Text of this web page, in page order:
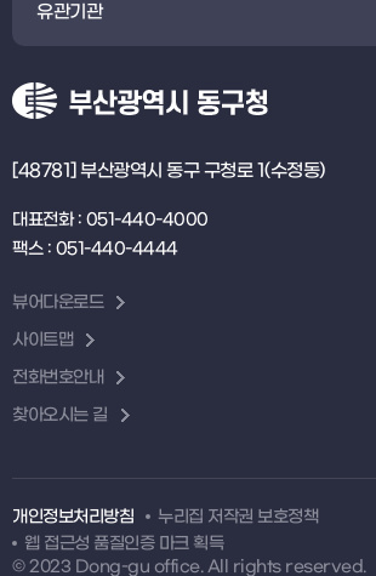
유관기관
[48781] 부산광역시 동구 구청로 1(수정동)
대표전화 : 051-440-4000
팩스 : 051-440-4444
뷰어다운로드
사이트맵
전화번호안내
찾아오시는 길
개인정보처리방침
누리집 저작권 보호정책
웹 접근성 품질인증 마크 획득
© 2023 Dong-gu office. All rights reserved.